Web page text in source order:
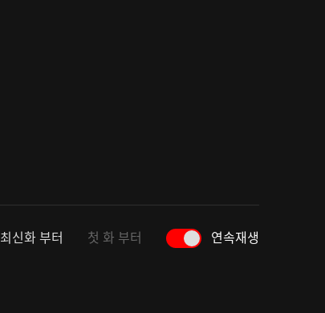
최신화 부터 첫 화 부터 연속재생